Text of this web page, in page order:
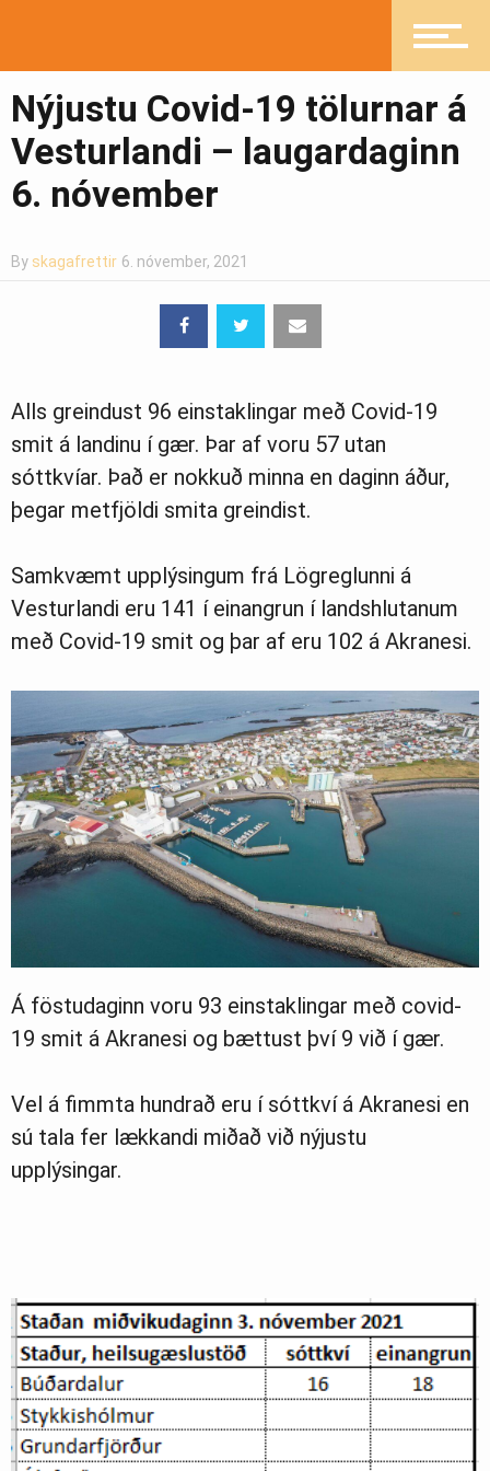
Íþróttir
Pistlar
Greinasafn
Ljósmyndasafn
Nýjustu Covid-19 tölurnar á
Vesturlandi – laugardaginn
6. nóvember
By skagafrettir 6. nóvember, 2021
Alls greindust 96 einstaklingar með Covid-19
smit á landinu í gær. Þar af voru 57 utan
sóttkvíar. Það er nokkuð minna en daginn áður,
þegar metfjöldi smita greindist.
Samkvæmt upplýsingum frá Lögreglunni á
Vesturlandi eru 141 í einangrun í landshlutanum
með Covid-19 smit og þar af eru 102 á Akranesi.
Á föstudaginn voru 93 einstaklingar með covid-
19 smit á Akranesi og bættust því 9 við í gær.
Vel á fimmta hundrað eru í sóttkví á Akranesi en
sú tala fer lækkandi miðað við nýjustu
upplýsingar.